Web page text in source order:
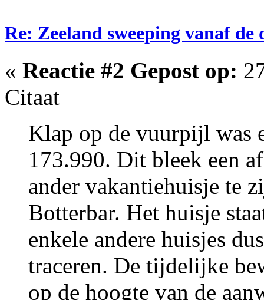
Re: Zeeland sweeping vanaf de
« Reactie #2 Gepost op:
Citaat
Klap op de vuurpijl was
173.990. Dit bleek een
ander vakantiehuisje te
Botterbar. Het huisje
enkele andere huisjes
traceren. De tijdelijke
op de hoogte van de